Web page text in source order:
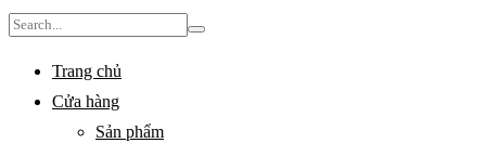
Search
Trang chủ
Cửa hàng
Sản phẩm